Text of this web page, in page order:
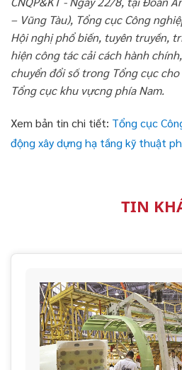
– Vũng Tàu), Tổng cục Công
Hội nghị phổ biến, tuyên truyền,
hiện công tác cải cách hành
chuyển đổi số trong Tổng cục
Tổng cục khu vựcng phía Nam.
Xem bản tin chi tiết: Tổng cục
động xây dựng hạ tầng kỹ thuật
TIN